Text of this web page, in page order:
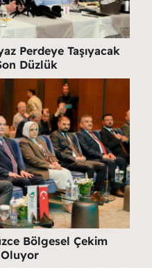
Perdeye Taşıyacak
Düzlük
Bölgesel Çekim